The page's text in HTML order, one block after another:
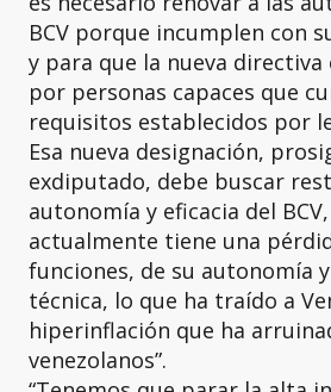
BCV porque incumplen con
y para que la nueva
por personas capaces que
requisitos establecidos por
Esa nueva designación,
exdiputado, debe buscar
autonomía y eficacia del
actualmente tiene una
funciones, de su autonomía
técnica, lo que ha traído a
hiperinflación que ha
venezolanos”.